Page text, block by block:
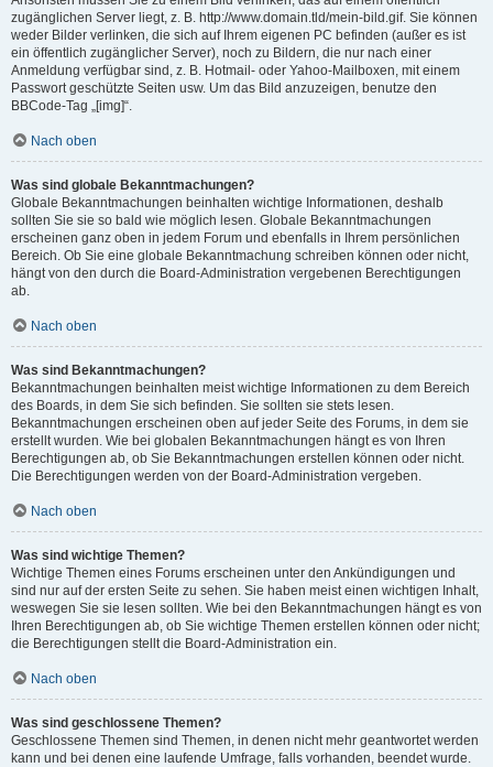
zugänglichen Server liegt, z. B. http://www.domain.tld/mein-bild.gif. Sie können
weder Bilder verlinken, die sich auf Ihrem eigenen PC befinden (außer es ist
ein öffentlich zugänglicher Server), noch zu Bildern, die nur nach einer
Anmeldung verfügbar sind, z. B. Hotmail- oder Yahoo-Mailboxen, mit einem
Passwort geschützte Seiten usw. Um das Bild anzuzeigen, benutze den
BBCode-Tag „[img]“.
Nach oben
Was sind globale Bekanntmachungen?
Globale Bekanntmachungen beinhalten wichtige Informationen, deshalb
sollten Sie sie so bald wie möglich lesen. Globale Bekanntmachungen
erscheinen ganz oben in jedem Forum und ebenfalls in Ihrem persönlichen
Bereich. Ob Sie eine globale Bekanntmachung schreiben können oder nicht,
hängt von den durch die Board-Administration vergebenen Berechtigungen
ab.
Nach oben
Was sind Bekanntmachungen?
Bekanntmachungen beinhalten meist wichtige Informationen zu dem Bereich
des Boards, in dem Sie sich befinden. Sie sollten sie stets lesen.
Bekanntmachungen erscheinen oben auf jeder Seite des Forums, in dem sie
erstellt wurden. Wie bei globalen Bekanntmachungen hängt es von Ihren
Berechtigungen ab, ob Sie Bekanntmachungen erstellen können oder nicht.
Die Berechtigungen werden von der Board-Administration vergeben.
Nach oben
Was sind wichtige Themen?
Wichtige Themen eines Forums erscheinen unter den Ankündigungen und
sind nur auf der ersten Seite zu sehen. Sie haben meist einen wichtigen Inhalt,
weswegen Sie sie lesen sollten. Wie bei den Bekanntmachungen hängt es von
Ihren Berechtigungen ab, ob Sie wichtige Themen erstellen können oder nicht;
die Berechtigungen stellt die Board-Administration ein.
Nach oben
Was sind geschlossene Themen?
Geschlossene Themen sind Themen, in denen nicht mehr geantwortet werden
kann und bei denen eine laufende Umfrage, falls vorhanden, beendet wurde.